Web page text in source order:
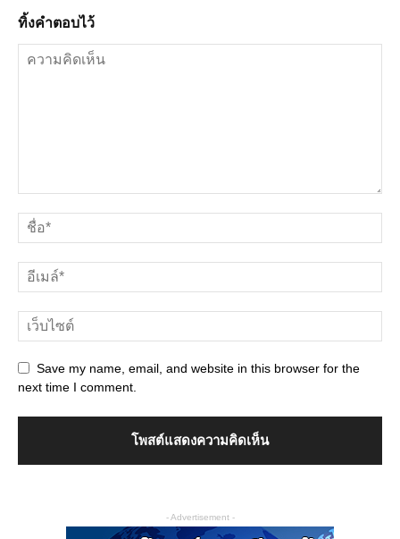
ทิ้งคำตอบไว้
Save my name, email, and website in this browser for the
next time I comment.
- Advertisement -